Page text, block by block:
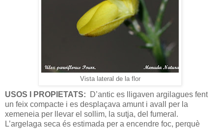
Vista lateral de la flor
USOS I PROPIETATS: D’antic es lligaven argilagues fent
un feix compacte i es desplaçava amunt i avall per la
xemeneia per llevar el sollim, la sutja, del fumeral.
L’argelaga seca és estimada per a encendre foc, perquè